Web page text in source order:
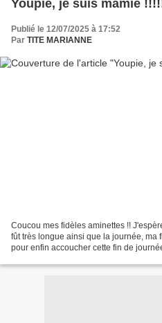
Youpie, je suis mamie
Publié le 12/07/2025 à 17:52
Par TITE MARIANNE
Coucou mes fidèles aminettes !!
fût très longue ainsi que la journée, ma
pour enfin accoucher cette fin de